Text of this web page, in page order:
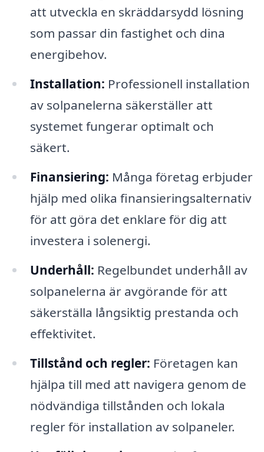
att utveckla en skräddarsydd lösning
som passar din fastighet och dina
energibehov.
Installation: Professionell installation
av solpanelerna säkerställer att
systemet fungerar optimalt och
säkert.
Finansiering: Många företag erbjuder
hjälp med olika finansieringsalternativ
för att göra det enklare för dig att
investera i solenergi.
Underhåll: Regelbundet underhåll av
solpanelerna är avgörande för att
säkerställa långsiktig prestanda och
effektivitet.
Tillstånd och regler: Företagen kan
hjälpa till med att navigera genom de
nödvändiga tillstånden och lokala
regler för installation av solpaneler.